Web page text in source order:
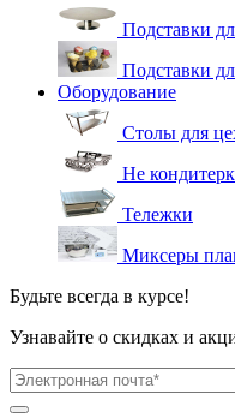
Подставки
Подставки
Оборудование
Столы для
Не
Тележки
Миксеры
Будьте всегда в курсе!
Узнавайте о скидках и